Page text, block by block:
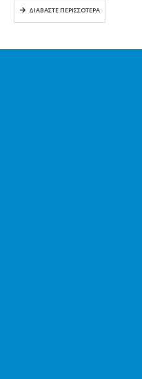
ΔΙΑΒΆΣΤΕ ΠΕΡΙΣΣΌΤΕΡΑ